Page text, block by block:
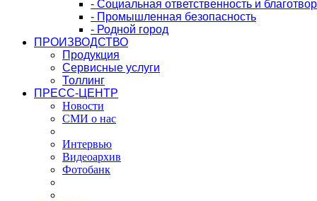
- Социальная ответственность и
- Промышленная безопасность
- Родной город
ПРОИЗВОДСТВО
Продукция
Сервисные услуги
Толлинг
ПРЕСС-ЦЕНТР
Новости
СМИ о нас
Интервью
Видеоархив
Фотобанк